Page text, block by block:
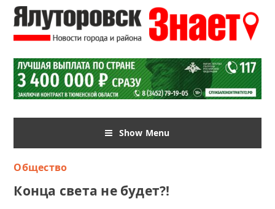
Show Menu
Общество
Конца света не будет?!